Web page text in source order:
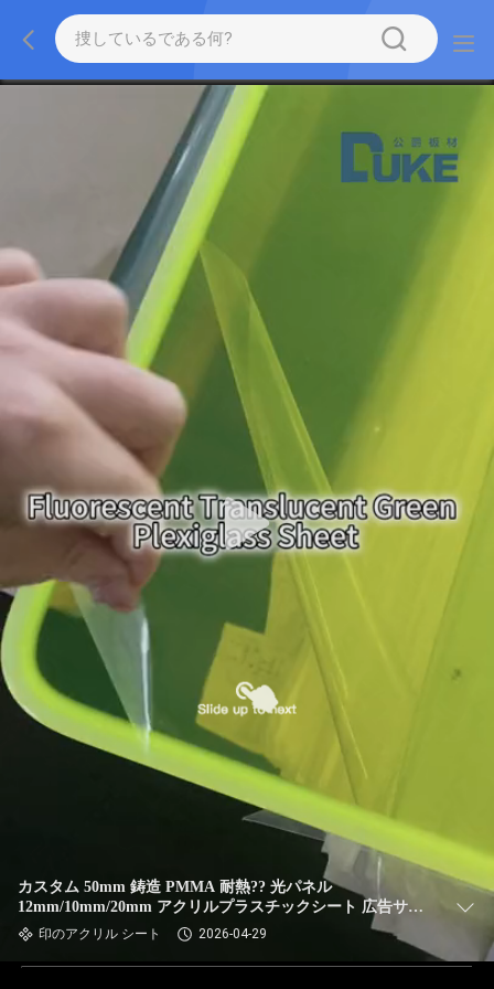
カスタム 50mm 鋳造 PMMA 耐熱?? 光パネル
12mm/10mm/20mm アクリルプラスチックシート 広告サイ
ン 装飾板
印のアクリル シート 2026-04-29